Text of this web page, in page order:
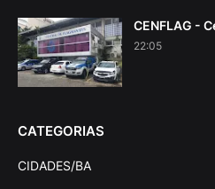
CENFLAG -
22:05
CATEGORIAS
CIDADES/BA